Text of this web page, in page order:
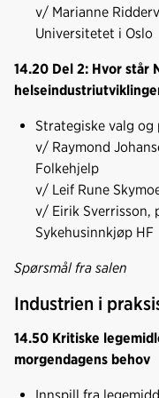
v/ Marianne
Universitetet i Oslo
14.20 Del 2: Hvor står
Strategiske valg og
v/ Raymond
Folkehjelp
v/ Leif Rune
v/ Eirik Sverrisson,
Sykehusinnkjøp HF
Spørsmål fra salen
Industrien i
14.50 Kritiske
morgendagens behov